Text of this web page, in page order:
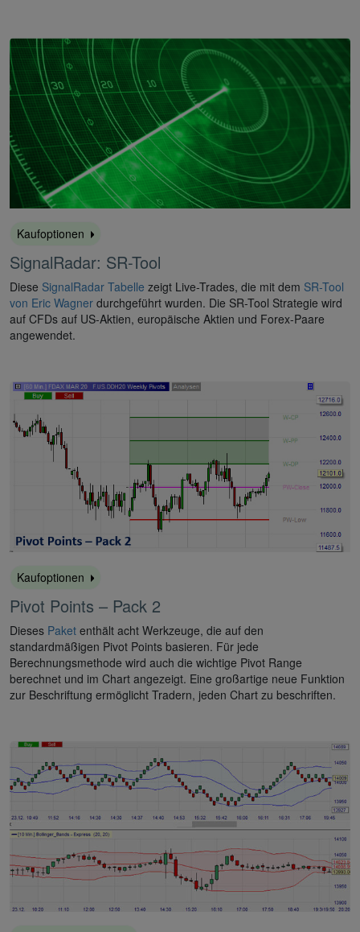
Kaufoptionen
SignalRadar: SR-Tool
Diese SignalRadar Tabelle zeigt Live-Trades, die mit dem SR-Tool
von Eric Wagner durchgeführt wurden. Die SR-Tool Strategie wird
auf CFDs auf US-Aktien, europäische Aktien und Forex-Paare
angewendet.
Kaufoptionen
Pivot Points – Pack 2
Dieses Paket enthält acht Werkzeuge, die auf den
standardmäßigen Pivot Points basieren. Für jede
Berechnungsmethode wird auch die wichtige Pivot Range
berechnet und im Chart angezeigt. Eine großartige neue Funktion
zur Beschriftung ermöglicht Tradern, jeden Chart zu beschriften.